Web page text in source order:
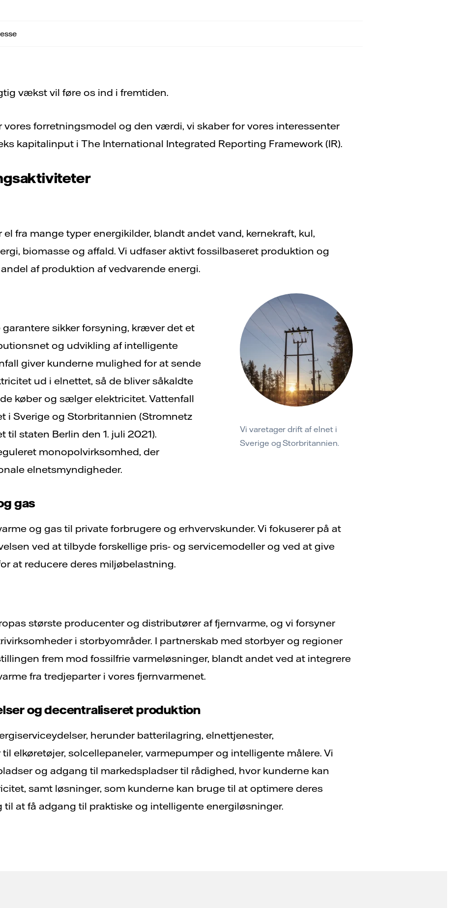
vækst vil føre os ind i fremtiden.
vores forretningsmodel og den værdi, vi skaber for vores interessenter
kapitalinput i The International Integrated Reporting Framework (IR).
fra mange typer energikilder, blandt andet vand, kernekraft, kul,
biomasse og affald. Vi udfaser aktivt fossilbaseret produktion og
af produktion af vedvarende energi.
Vi varetager drift af elnet i
Sverige og Storbritannien.
sikker forsyning, kræver det et
og udvikling af intelligente
giver kunderne mulighed for at sende
ud i elnettet, så de bliver såkaldte
køber og sælger elektricitet. Vattenfall
i Sverige og Storbritannien (Stromnetz
til staten Berlin den 1. juli 2021).
monopolvirksomhed, der
elnetsmyndigheder.
gas
og gas til private forbrugere og erhvervskunder. Vi fokuserer på at
ved at tilbyde forskellige pris- og servicemodeller og ved at give
at reducere deres miljøbelastning.
største producenter og distributører af fjernvarme, og vi forsyner
i storbyområder. I partnerskab med storbyer og regioner
frem mod fossilfrie varmeløsninger, blandt andet ved at integrere
fra tredjeparter i vores fjernvarmenet.
og decentraliseret produktion
herunder batterilagring, elnettjenester,
elkøretøjer, solcellepaneler, varmepumper og intelligente målere. Vi
og adgang til markedspladser til rådighed, hvor kunderne kan
samt løsninger, som kunderne kan bruge til at optimere deres
at få adgang til praktiske og intelligente energiløsninger.